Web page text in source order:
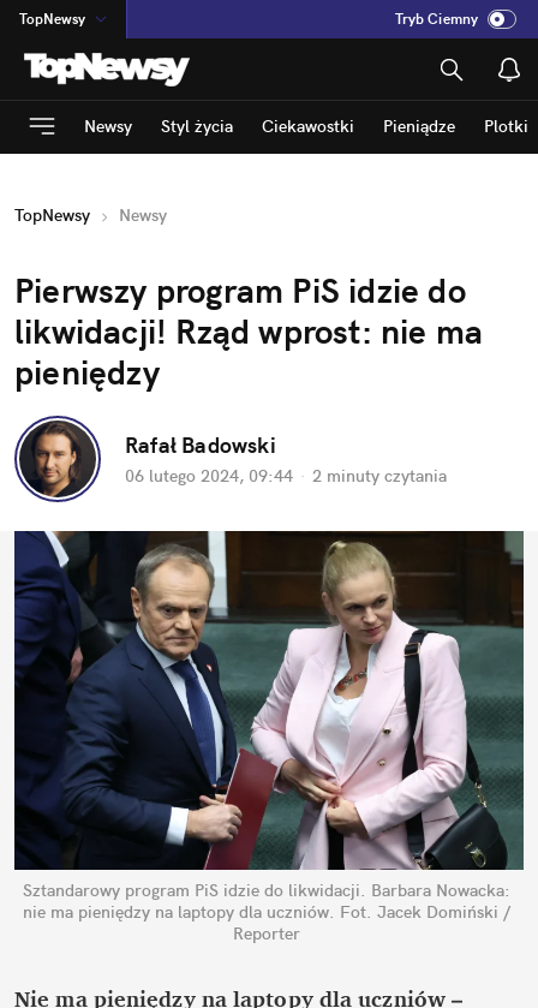
TopNewsy
na:Temat
INN:Poland
ASZ:dziennik
dad:HERO
Tryb Ciemny
Newsy Styl życia Ciekawostki Pieniądze Plotki
TopNewsy Newsy
Pierwszy program PiS idzie do
likwidacji! Rząd wprost: nie ma
pieniędzy
Rafał Badowski
06 lutego 2024, 09:44 · 2 minuty czytania
Sztandarowy program PiS idzie do likwidacji. Barbara Nowacka:
nie ma pieniędzy na laptopy dla uczniów. Fot. Jacek Domiński /
Reporter
Nie ma pieniędzy na laptopy dla uczniów –